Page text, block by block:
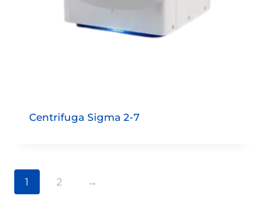
Centrifuga Sigma 2-7
1 2 →